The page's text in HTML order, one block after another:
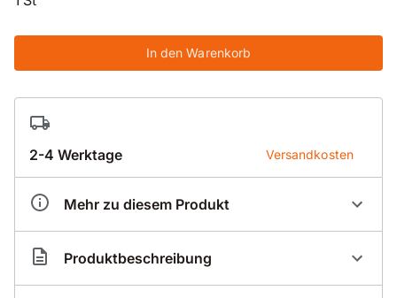
In den Warenkorb
2-4 Werktage Versandkosten
Mehr zu diesem Produkt
Artikelnummer BS015040
Produktbeschreibung